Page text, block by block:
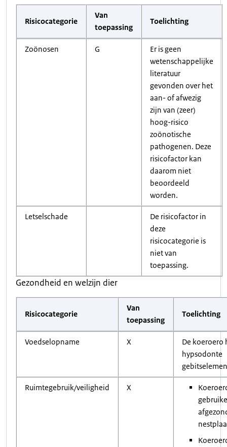
Risicocategorie
Van
toepassing
Toelichting
Zoönosen G
Er is geen
wetenschappelijke
literatuur
gevonden over het
aan- of afwezig
zijn van (zeer)
hoog-risico
zoönotische
pathogenen. Deze
risicofactor kan
daarom niet
beoordeeld
worden.
Letselschade
De risicofactor in
deze
risicocategorie is
niet van
toepassing.
Gezondheid en welzijn dier
Risicocategorie
Van
toepassing
Toelichting
Voedselopname X
De koeroero
hypsodonte
Ruimtegebruik/veiligheid X